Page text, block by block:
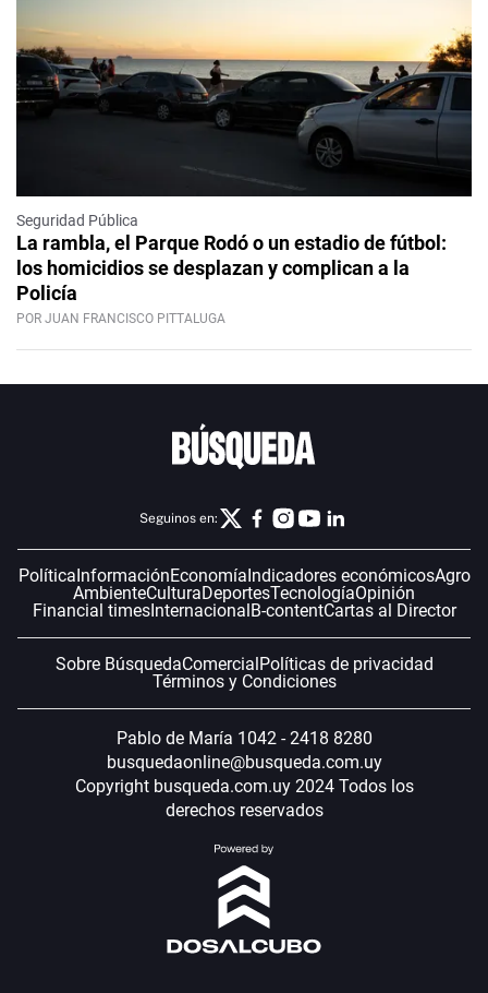
Seguridad Pública
La rambla, el Parque Rodó o un estadio de fútbol:
los homicidios se desplazan y complican a la
Policía
POR JUAN FRANCISCO PITTALUGA
Seguinos en:
PolíticaInformaciónEconomíaIndicadores económicosAgro
AmbienteCulturaDeportesTecnologíaOpinión
Financial timesInternacionalB-contentCartas al Director
Sobre BúsquedaComercialPolíticas de privacidad
Términos y Condiciones
Pablo de María 1042 - 2418 8280
busquedaonline@busqueda.com.uy
Copyright busqueda.com.uy 2024 Todos los
derechos reservados